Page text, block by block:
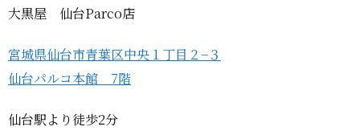
大黒屋 仙台Parco店
宮城県仙台市青葉区中央１丁目２−３
仙台パルコ本館 7階
仙台駅より徒歩2分